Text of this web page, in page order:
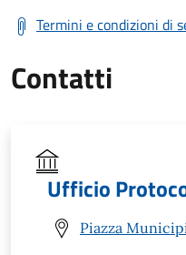
Termini e condizioni di
Contatti
Ufficio
Piazza